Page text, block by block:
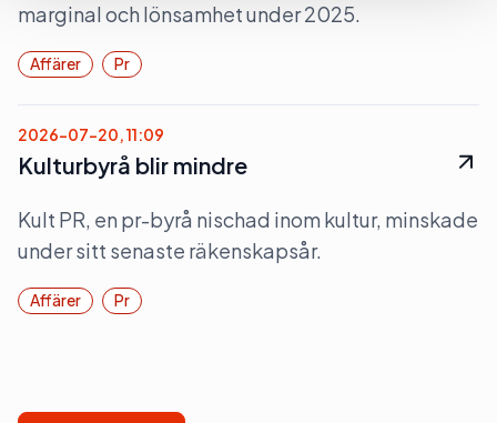
marginal och lönsamhet under 2025.
Affärer Pr
2026-07-20, 11:09
Kulturbyrå blir mindre
Kult PR, en pr-byrå nischad inom kultur, minskade
under sitt senaste räkenskapsår.
Affärer Pr